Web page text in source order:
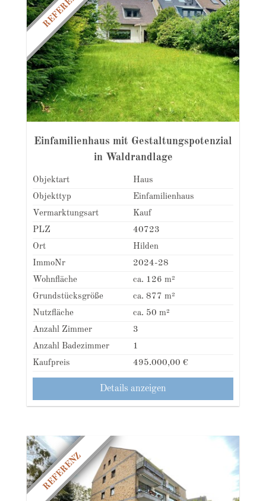
REFERENZ
Einfamilienhaus mit Gestaltungspotenzial
in Waldrandlage
Objektart
Haus
Objekttyp
Einfamilienhaus
Vermarktungsart
Kauf
PLZ
40723
Ort
Hilden
ImmoNr
2024-28
Wohnfläche
ca. 126 m²
Grundstücksgröße
ca. 877 m²
Nutzfläche
ca. 50 m²
Anzahl Zimmer
3
Anzahl Badezimmer
1
Kaufpreis
495.000,00 €
Details anzeigen
REFERENZ